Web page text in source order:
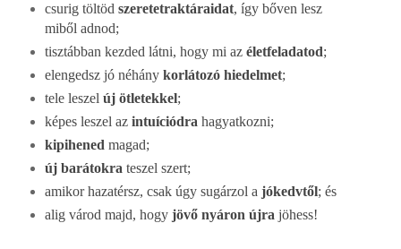
csurig töltöd szeretetraktáraidat, így bőven lesz
miből adnod;
tisztábban kezded látni, hogy mi az életfeladatod;
elengedsz jó néhány korlátozó hiedelmet;
tele leszel új ötletekkel;
képes leszel az intuíciódra hagyatkozni;
kipihened magad;
új barátokra teszel szert;
amikor hazatérsz, csak úgy sugárzol a jókedvtől; és
alig várod majd, hogy jövő nyáron újra jöhess!